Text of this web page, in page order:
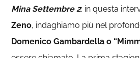
Mina Settembre 2: in questa
Zeno, indaghiamo più nel
Domenico Gambardella o